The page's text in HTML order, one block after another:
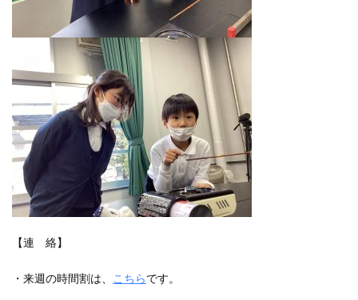
【連 絡】
・来週の時間割は、 こちらです。